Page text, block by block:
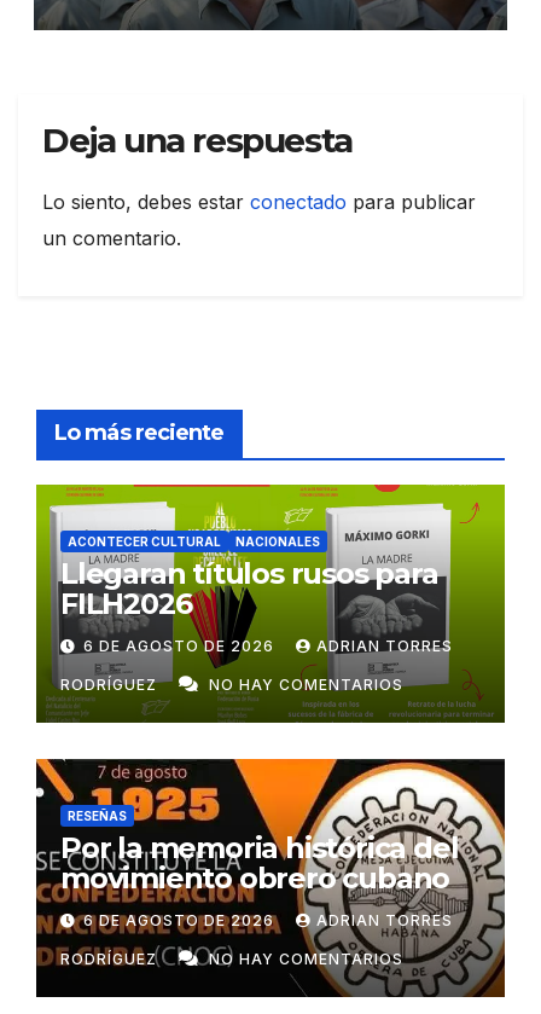
Deja una respuesta
Lo siento, debes estar conectado para publicar
un comentario.
Lo más reciente
ACONTECER CULTURAL NACIONALES
Llegaran títulos rusos para
FILH2026
6 DE AGOSTO DE 2026 ADRIAN TORRES
RODRÍGUEZ NO HAY COMENTARIOS
RESEÑAS
Por la memoria histórica del
movimiento obrero cubano
6 DE AGOSTO DE 2026 ADRIAN TORRES
RODRÍGUEZ NO HAY COMENTARIOS